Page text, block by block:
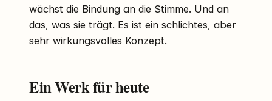
wächst die Bindung an die Stimme. Und an
das, was sie trägt. Es ist ein schlichtes, aber
sehr wirkungsvolles Konzept.
Ein Werk für heute